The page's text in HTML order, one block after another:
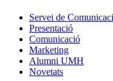
Servei de
Presentació
Comunicació
Marketing
Alumni UMH
Novetats